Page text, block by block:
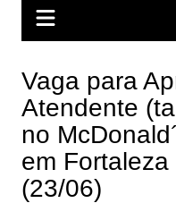
Vaga para
Atendente
no
em
(23/06)